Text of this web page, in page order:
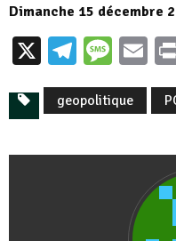
Dimanche 15 décembre
X
geopolitique